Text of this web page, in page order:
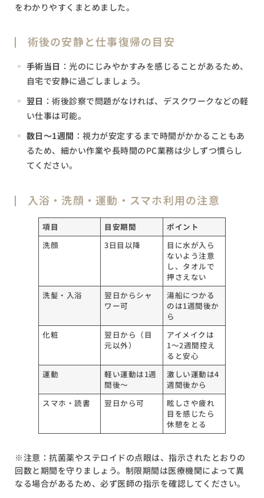
をわかりやすくまとめました。
術後の安静と仕事復帰の目安
手術当日 ：光のにじみやかすみを感じることがあるため、
自宅で安静に過ごしましょう。
翌日 ：術後診察で問題がなければ、デスクワークなどの軽
い仕事は可能。
数日〜1週間 ：視力が安定するまで時間がかかることもあ
るため、細かい作業や長時間のPC業務は少しずつ慣らし
てください。
入浴・洗顔・運動・スマホ利用の注意
項目 目安期間
ポイント
洗顔
3日目以降
目に水が入ら
ないよう注意
し、タオルで
押さえない
洗髪・入浴
翌日からシャ
ワー可
湯船につかる
のは1週間後か
ら
化粧
翌日から（目
元以外）
アイメイクは
1〜2週間控え
ると安心
運動
軽い運動は1週
間後〜
激しい運動は4
週間後から
スマホ・読書
翌日から可
眩しさや疲れ
目を感じたら
休憩をとる
※注意：抗菌薬やステロイドの点眼は、指示されたとおりの
回数と期間を守りましょう。制限期間は医療機関によって異
なる場合があるため、必ず医師の指示を確認してください。